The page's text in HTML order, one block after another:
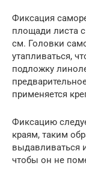
Фиксация
площади листа
см. Головки
утапливаться,
подложку
применяется
Фиксацию
краям, таким
выдавливаться
чтобы он не